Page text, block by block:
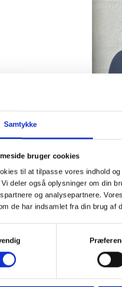
Samtykke
bruger cookies
til at tilpasse vores indhold
deler også oplysninger om din
og analysepartnere.
de har indsamlet fra din brug af
Lars
således
Lars har
sans
er